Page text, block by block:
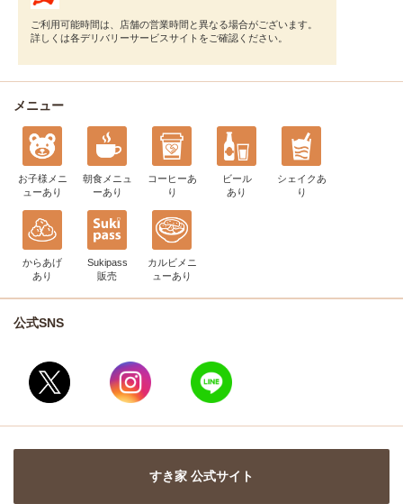
ご利用可能時間は、店舗の営業時間と異なる場合がございます。
詳しくは各デリバリーサービスサイトをご確認ください。
メニュー
お子様メニ
ューあり
朝食メニュ
ーあり
コーヒーあ
り
ビール
あり
シェイク あ
り
からあげ
あり
Sukipass
販売
カルビメニ
ューあり
公式SNS
すき家 公式サイト